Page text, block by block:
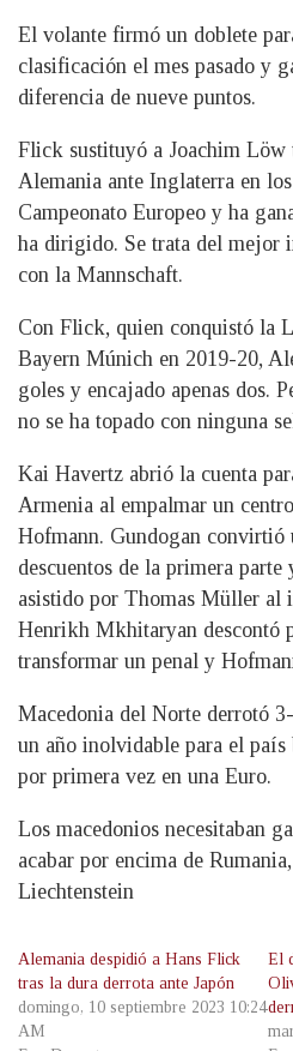
El volante firmó un doblete
clasificación el mes pasado y
diferencia de nueve puntos.
Flick sustituyó a Joachim Löw
Alemania ante Inglaterra en
Campeonato Europeo y ha
ha dirigido. Se trata del mejor
con la Mannschaft.
Con Flick, quien conquistó la
Bayern Múnich en 2019-20,
goles y encajado apenas dos.
no se ha topado con ninguna
Kai Havertz abrió la cuenta
Armenia al empalmar un
Hofmann. Gundogan convirtió
descuentos de la primera parte
asistido por Thomas Müller al
Henrikh Mkhitaryan descontó
transformar un penal y
Macedonia del Norte derrotó
un año inolvidable para el
por primera vez en una Euro.
Los macedonios necesitaban
acabar por encima de
Liechtenstein
Alemania despidió a Hans Flick
tras la dura derrota ante Japón
domingo, 10 septiembre 2023 10:24
AM
El